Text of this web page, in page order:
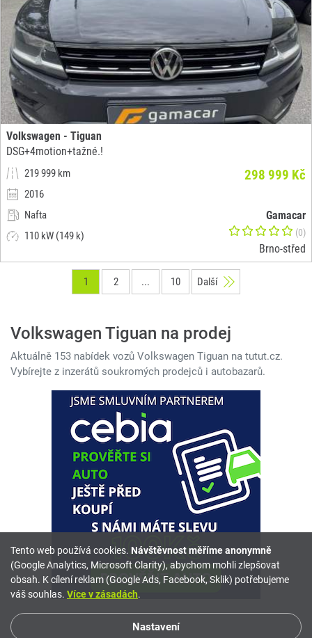
Volkswagen - Tiguan
DSG+4motion+tažné.!
219 999 km
2016
Nafta
110 kW (149 k)
298 999 Kč
Gamacar
(0)
Brno-střed
1 2 ... 10 Další
Volkswagen Tiguan na prodej
Aktuálně 153 nabídek vozů Volkswagen Tiguan na tutut.cz.
Vybírejte z inzerátů soukromých prodejců i autobazarů.
Tento web používá cookies. Návštěvnost měříme anonymně
(Google Analytics, Microsoft Clarity), abychom mohli zlepšovat
obsah. K cílení reklam (Google Ads, Facebook, Sklik) potřebujeme
váš souhlas. Více v zásadách.
Nastavení